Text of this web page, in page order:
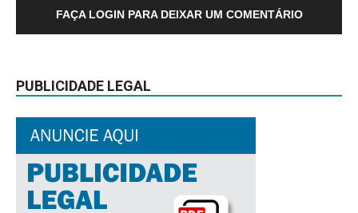
FAÇA LOGIN PARA DEIXAR UM COMENTÁRIO
PUBLICIDADE LEGAL